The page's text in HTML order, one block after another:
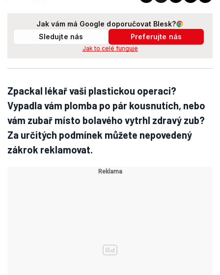
Jak vám má Google doporučovat Blesk?
Sledujte nás
Preferujte nás
Jak to celé funguje
Zpackal lékař vaši plastickou operaci?
Vypadla vám plomba po pár kousnutích, nebo
vám zubař místo bolavého vytrhl zdravý zub?
Za určitých podmínek můžete nepovedený
zákrok reklamovat.